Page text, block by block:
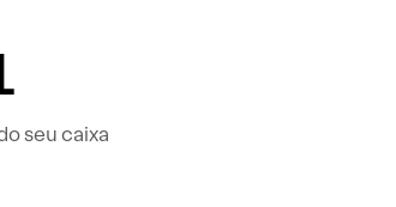
seu caixa